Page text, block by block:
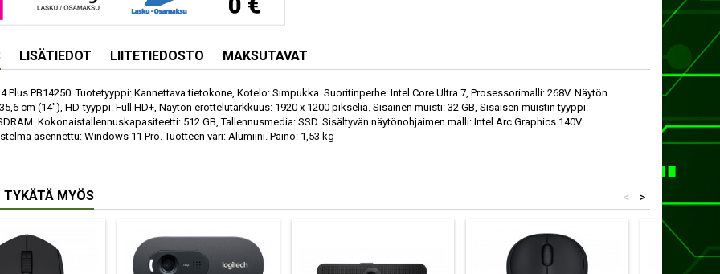
LISÄTIEDOT LIITETIEDOSTO MAKSUTAVAT
Plus PB14250. Tuotetyyppi: Kannettava tietokone, Kotelo: Simpukka. Suoritinperhe: Intel Core Ultra 7, Prosessorimalli: 268V. Näytön
cm (14"), HD-tyyppi: Full HD+, Näytön erottelutarkkuus: 1920 x 1200 pikseliä. Sisäinen muisti: 32 GB, Sisäisen muistin tyyppi:
Kokonaistallennuskapasiteetti: 512 GB, Tallennusmedia: SSD. Sisältyvän näytönohjaimen malli: Intel Arc Graphics 140V.
asennettu: Windows 11 Pro. Tuotteen väri: Alumiini. Paino: 1,53 kg
TYKÄTÄ MYÖS >
<